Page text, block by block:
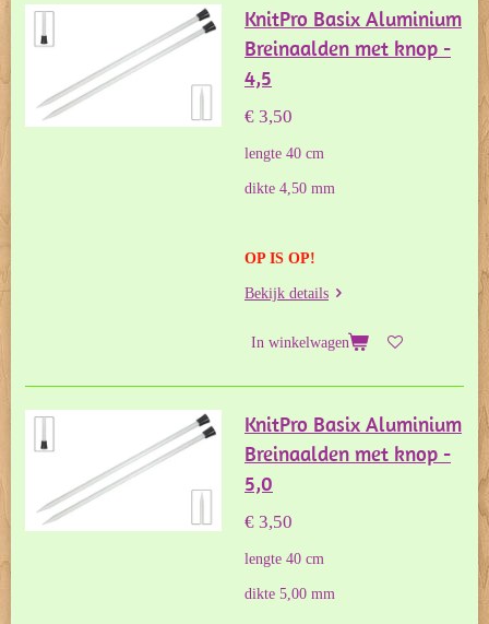
KnitPro Basix Aluminium
Breinaalden met knop -
4,5
€ 3,50
lengte 40 cm
dikte 4,50 mm
OP IS OP!
Bekijk details
In winkelwagen
KnitPro Basix Aluminium
Breinaalden met knop -
5,0
€ 3,50
lengte 40 cm
dikte 5,00 mm